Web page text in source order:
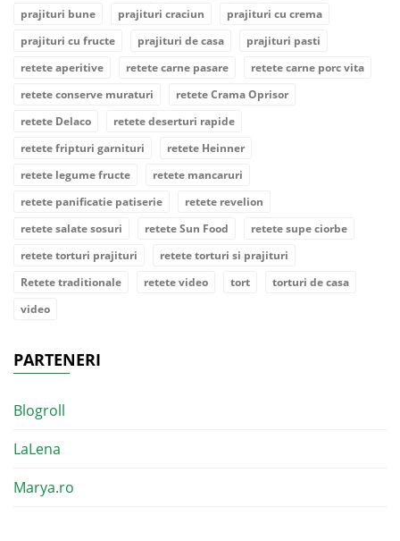
prajituri bune
prajituri craciun
prajituri cu crema
prajituri cu fructe
prajituri de casa
prajituri pasti
retete aperitive
retete carne pasare
retete carne porc vita
retete conserve muraturi
retete Crama Oprisor
retete Delaco
retete deserturi rapide
retete fripturi garnituri
retete Heinner
retete legume fructe
retete mancaruri
retete panificatie patiserie
retete revelion
retete salate sosuri
retete Sun Food
retete supe ciorbe
retete torturi prajituri
retete torturi si prajituri
Retete traditionale
retete video tort
torturi de casa
video
PARTENERI
Blogroll
LaLena
Marya.ro